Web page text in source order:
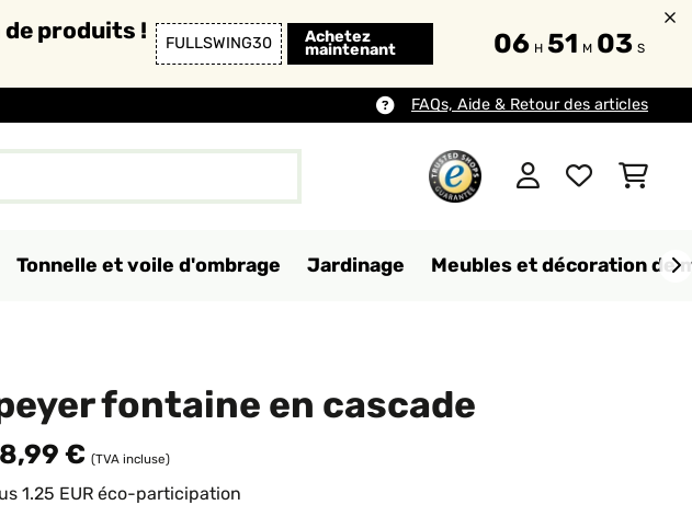
de produits ! FULLSWING30 Achetez
maintenant 06 H 51 M 01 S
FAQs, Aide & Retour des articles
Tonnelle et voile d'ombrage Jardinage Meubles et décoration de
fontaine en cascade
€ (TVA incluse)
1.25 EUR éco-participation